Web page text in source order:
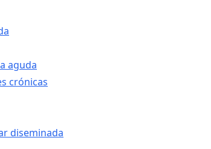
aguda
crónicas
diseminada